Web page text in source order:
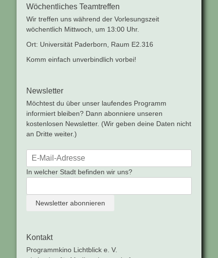
Wöchentliches Teamtreffen
Wir treffen uns während der Vorlesungszeit
wöchentlich Mittwoch, um 13:00 Uhr.
Ort: Universität Paderborn, Raum E2.316
Komm einfach unverbindlich vorbei!
Newsletter
Möchtest du über unser laufendes Programm
informiert bleiben? Dann abonniere unseren
kostenlosen Newsletter. (Wir geben deine Daten nicht
an Dritte weiter.)
In welcher Stadt befinden wir uns?
Kontakt
Programmkino Lichtblick e. V.